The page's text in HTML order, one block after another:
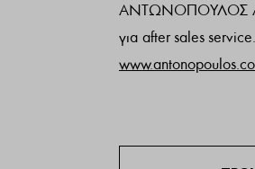
ΑΝΤΩΝΟΠΟΥΛΟΣ
για after sales service.